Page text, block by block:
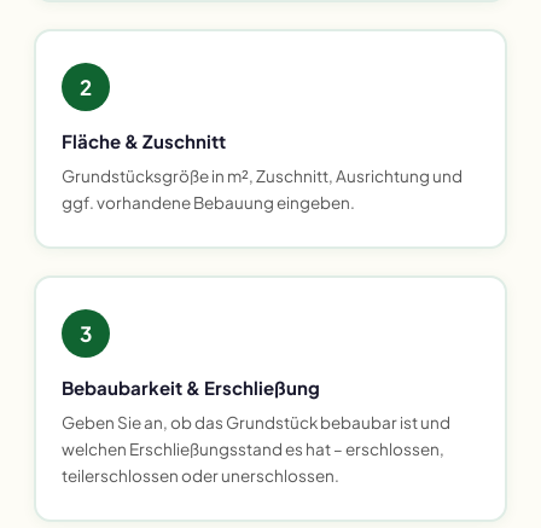
2
Fläche & Zuschnitt
Grundstücksgröße in m², Zuschnitt, Ausrichtung und
ggf. vorhandene Bebauung eingeben.
3
Bebaubarkeit & Erschließung
Geben Sie an, ob das Grundstück bebaubar ist und
welchen Erschließungsstand es hat – erschlossen,
teilerschlossen oder unerschlossen.